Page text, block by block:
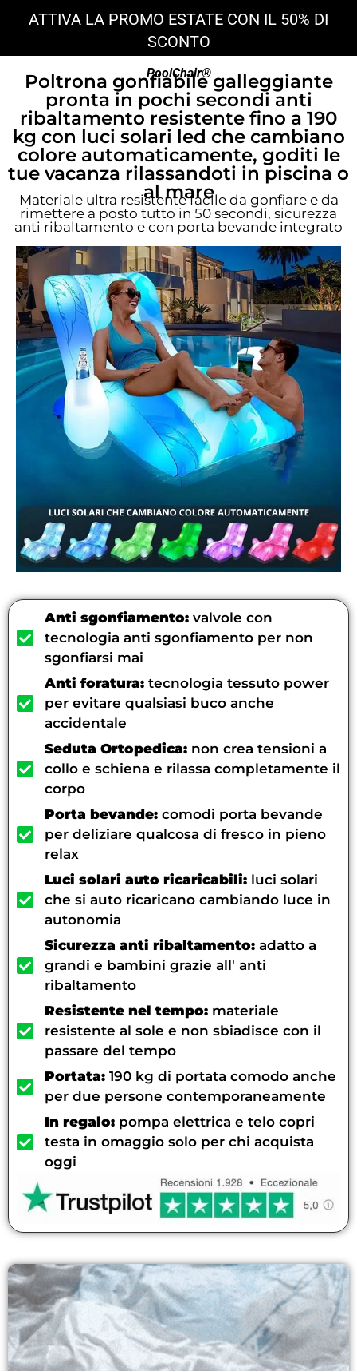
ATTIVA LA PROMO ESTATE CON IL 50% DI
SCONTO
PoolChair®
Poltrona gonfiabile galleggiante
pronta in pochi secondi anti
ribaltamento resistente fino a 190
kg con luci solari led che cambiano
colore automaticamente, goditi le
tue vacanza rilassandoti in piscina o
al mare
Materiale ultra resistente facile da gonfiare e da
rimettere a posto tutto in 50 secondi, sicurezza
anti ribaltamento e con porta bevande integrato
Anti sgonfiamento: valvole con
tecnologia anti sgonfiamento per non
sgonfiarsi mai
Anti foratura: tecnologia tessuto power
per evitare qualsiasi buco anche
accidentale
Seduta Ortopedica: non crea tensioni a
collo e schiena e rilassa completamente il
corpo
Porta bevande: comodi porta bevande
per deliziare qualcosa di fresco in pieno
relax
Luci solari auto ricaricabili: luci solari
che si auto ricaricano cambiando luce in
autonomia
Sicurezza anti ribaltamento: adatto a
grandi e bambini grazie all' anti
ribaltamento
Resistente nel tempo: materiale
resistente al sole e non sbiadisce con il
passare del tempo
Portata: 190 kg di portata comodo anche
per due persone contemporaneamente
In regalo: pompa elettrica e telo copri
testa in omaggio solo per chi acquista
oggi